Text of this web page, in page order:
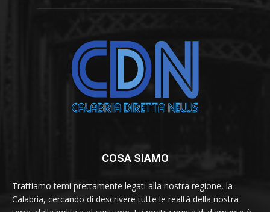
COSA SIAMO
Trattiamo temi prettamente legati alla nostra regione, la
Calabria, cercando di descrivere tutte le realtà della nostra